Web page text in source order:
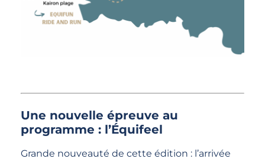
Une nouvelle épreuve au
programme : l’Équifeel
Grande nouveauté de cette édition : l’arrivée